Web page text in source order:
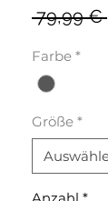
79,99 €
Farbe *
Größe *